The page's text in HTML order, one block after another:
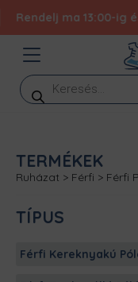
Rendelj ma 13:00-ig
Products
search
TERMÉKEK
Ruházat > Férfi > Férfi
TÍPUS
Férfi Kereknyakú